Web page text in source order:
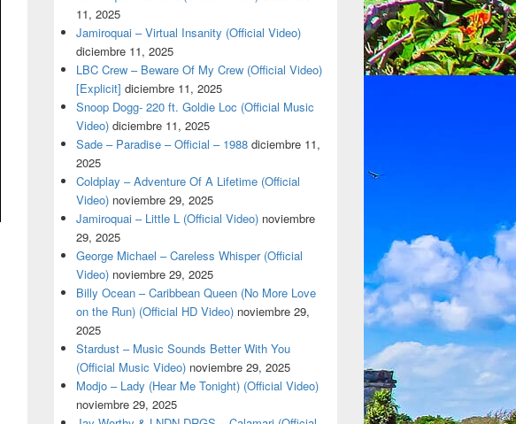
11, 2025
Jamiroquai – Virtual Insanity (Official Video)
diciembre 11, 2025
LBC Crew – Beware Of My Crew (Official Video)
[Explicit] diciembre 11, 2025
Snoop Dogg- 220 ft. Goldie Loc (Official Music
Video) diciembre 11, 2025
Sade – Paradise – Official – 1988 diciembre 11,
2025
Coldplay – Adventure Of A Lifetime (Official
Video) noviembre 29, 2025
Jamiroquai – Little L (Official Video) noviembre
29, 2025
George Michael – Careless Whisper (Official
Video) noviembre 29, 2025
Billy Ocean – Caribbean Queen (No More Love
on the Run) (Official HD Video) noviembre 29,
2025
Stardust – Music Sounds Better With You
(Official Music Video) noviembre 29, 2025
Modjo – Lady (Hear Me Tonight) (Official Video)
noviembre 29, 2025